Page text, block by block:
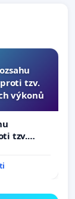
tzv.
výkonů
tzv.